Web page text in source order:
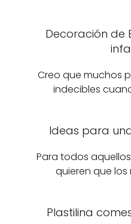
Decoración de
Creo que muchos
indecibles
Ideas para
Para todos
quieren que los
Plastilina